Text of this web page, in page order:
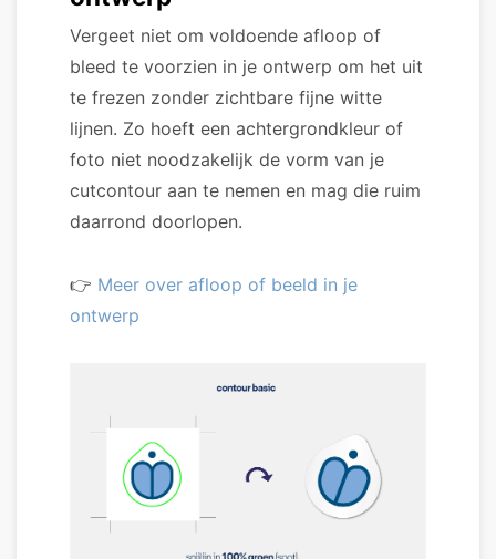
Vergeet niet om voldoende afloop of
bleed te voorzien in je ontwerp om het uit
te frezen zonder zichtbare fijne witte
lijnen. Zo hoeft een achtergrondkleur of
foto niet noodzakelijk de vorm van je
cutcontour aan te nemen en mag die ruim
daarrond doorlopen.
👉 Meer over afloop of beeld in je
ontwerp